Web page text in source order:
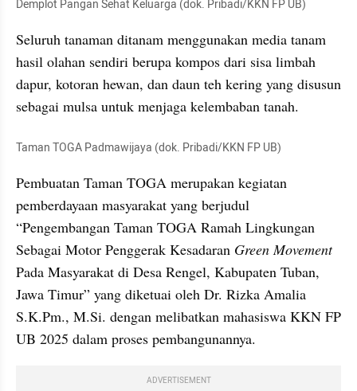
Demplot Pangan Sehat Keluarga (dok. Pribadi/KKN FP UB)
Seluruh tanaman ditanam menggunakan media tanam
hasil olahan sendiri berupa kompos dari sisa limbah
dapur, kotoran hewan, dan daun teh kering yang disusun
sebagai mulsa untuk menjaga kelembaban tanah.
Taman TOGA Padmawijaya (dok. Pribadi/KKN FP UB)
Pembuatan Taman TOGA merupakan kegiatan
pemberdayaan masyarakat yang berjudul
“Pengembangan Taman TOGA Ramah Lingkungan
Sebagai Motor Penggerak Kesadaran
Green Movement
Pada Masyarakat di Desa Rengel, Kabupaten Tuban,
Jawa Timur” yang diketuai oleh Dr. Rizka Amalia
S.K.Pm., M.Si. dengan melibatkan mahasiswa KKN FP
UB 2025 dalam proses pembangunannya.
ADVERTISEMENT